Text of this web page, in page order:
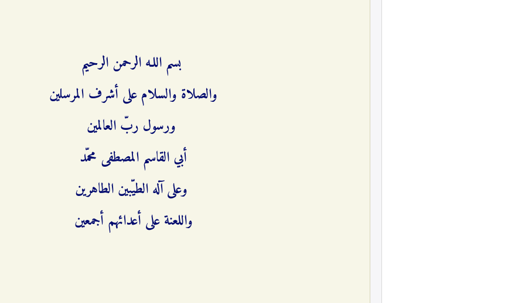
بسم اللـه الرحمن الرحيم
والصلاة والسلام على أشرف المرسلين
ورسول ربّ العالمين
أبي القاسم المصطفى محمّد
وعلى آله الطيّبين الطاهرين
واللعنة على أعدائهم أجمعين